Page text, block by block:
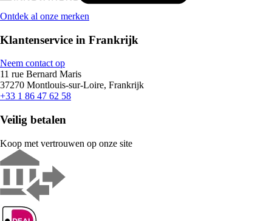
Ontdek al onze merken
Klantenservice in Frankrijk
Neem contact op
11 rue Bernard Maris
37270 Montlouis-sur-Loire, Frankrijk
+33 1 86 47 62 58
Veilig betalen
Koop met vertrouwen op onze site